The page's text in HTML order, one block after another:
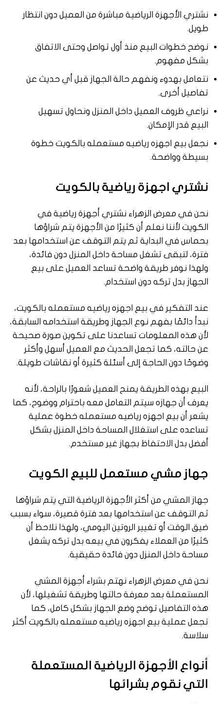
نشتري الأجهزة الرياضية مباشرة من العميل دون انتظار
طويل.
نوضح خطوات البيع منذ أول تواصل وحتى الاتفاق
بشكل مفهوم.
نتعامل بهدوء ونفهم حالة الجهاز قبل أي حديث عن
تفاصيل أخرى.
نراعي ظروف العميل داخل المنزل ونحاول تسهيل
البيع قدر الإمكان.
نجعل بيع اجهزه رياضيه مستعمله بالكويت خطوة
بسيطة وواضحة.
نشتري اجهزة رياضية بالكويت
نحن في معرض الزهراء نشتري أجهزة رياضية في
الكويت لأننا نعلم أن كثيرًا من الأجهزة يتم شراؤها
بحماس في البداية ثم يتم التوقف عن استخدامها بعد
فترة، لتبقى تشغل مساحة داخل المنزل دون فائدة،
ولهذا نوفر طريقة واضحة تساعد العميل على بيع
الجهاز بدل تركه دون استخدام.
عند التفكير في بيع اجهزه رياضيه مستعمله بالكويت،
نبدأ دائمًا بفهم نوع الجهاز وطريقة استخدامه السابقة،
لأن هذه المعلومات تساعدنا على تكوين صورة صحيحة
عن حالته، كما تجعل الحديث مع العميل أسهل وأكثر
وضوحًا دون الحاجة إلى أسئلة كثيرة أو نقاشات طويلة.
البيع بهذه الطريقة يمنح العميل شعورًا بالراحة، لأنه
يعرف أن جهازه سيتم التعامل معه باحترام ووضوح، كما
يشعر أن بيع اجهزه رياضيه مستعمله خطوة عملية
تساعده على استغلال المساحة داخل المنزل بشكل
أفضل بدل الاحتفاظ بجهاز غير مستخدم.
جهاز مشي مستعمل للبيع الكويت
جهاز المشي من أكثر الأجهزة الرياضية التي يتم شراؤها
ثم التوقف عن استخدامها بعد فترة قصيرة، سواء بسبب
ضيق الوقت أو تغيير الروتين اليومي، ولهذا نلاحظ أن
كثيرًا من العملاء يفكرون في بيعه بدل تركه يشغل
مساحة داخل المنزل دون فائدة حقيقية.
نحن في معرض الزهراء نهتم بشراء أجهزة المشي
المستعملة بعد معرفة حالتها وطريقة تشغيلها، لأن
هذه التفاصيل توضح وضع الجهاز بشكل كامل، كما
تجعل عملية بيع اجهزه رياضيه مستعمله بالكويت أكثر
سلاسة.
أنواع الأجهزة الرياضية المستعملة
التي نقوم بشرائها